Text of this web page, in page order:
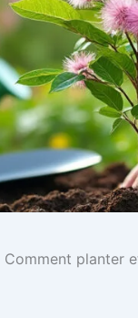
Comment planter